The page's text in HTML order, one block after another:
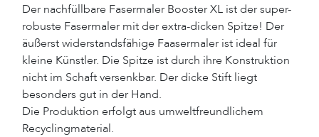
Der nachfüllbare Fasermaler Booster XL ist der super-
robuste Fasermaler mit der extra-dicken Spitze! Der
äußerst widerstandsfähige Faasermaler ist ideal für
kleine Künstler. Die Spitze ist durch ihre Konstruktion
nicht im Schaft versenkbar. Der dicke Stift liegt
besonders gut in der Hand.
Die Produktion erfolgt aus umweltfreundlichem
Recyclingmaterial.